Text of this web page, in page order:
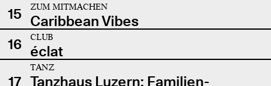
15
ZUM MITMACHEN
Caribbean Vibes
16
CLUB
éclat
17
TANZ
Tanzhaus Luzern: Familien-